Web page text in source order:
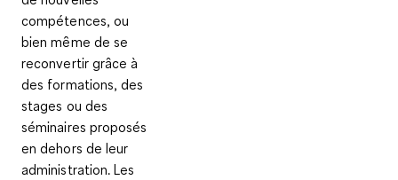
compétences, ou
bien même de se
reconvertir grâce à
des formations, des
stages ou des
séminaires proposés
en dehors de leur
administration. Les